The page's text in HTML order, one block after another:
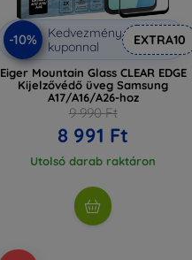
-10%
Kedvezmény
kuponnal
EXTRA10
Eiger Mountain Glass CLEAR EDGE
Kijelzővédő üveg Samsung
A17/A16/A26-hoz
9 990 Ft
8 991 Ft
Utolsó darab raktáron